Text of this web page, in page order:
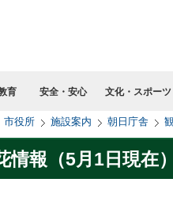
育 安全・安心 文化・スポーツ
市役所 施設案内 朝日庁舎
報（5月1日現在）